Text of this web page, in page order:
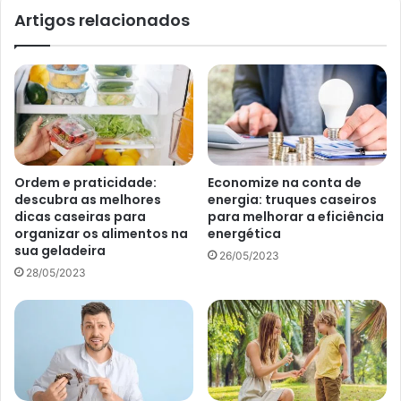
Quais são as vantagens da energia
solar?
Antes de mais nada, se o que você procura é um jeito
seguro de economia, vale a pena apostar em um sistema
que gere do sol, seja para sua casa ou para sua empresa.
Nesse sentido, veja a lista de vantagens, de acordo com
matéria escrita ao site
pela colaboradora Sarah
Alves em 05 de abril de 2021.
Artigos relacionados
Ordem e praticidade:
descubra as melhores
dicas caseiras para
organizar os alimentos na
sua geladeira
28/05/2023
Economize na conta de
energia: truques caseiros
para melhorar a eficiência
energética
26/05/2023